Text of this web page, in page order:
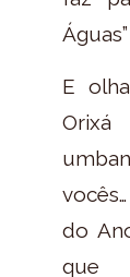
E
do
que